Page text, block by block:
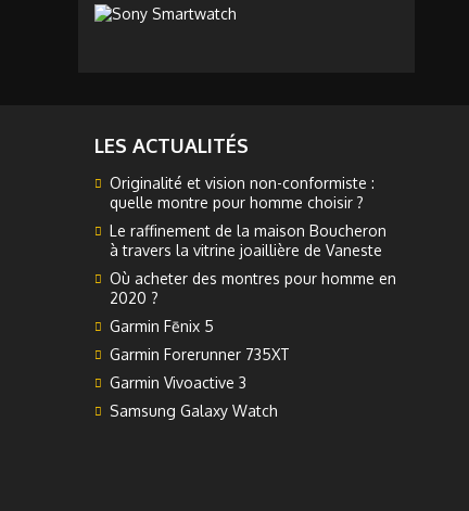
LES ACTUALITÉS
Originalité et vision non-conformiste :
quelle montre pour homme choisir ?
Le raffinement de la maison Boucheron
à travers la vitrine joaillière de Vaneste
Où acheter des montres pour homme en
2020 ?
Garmin Fēnix 5
Garmin Forerunner 735XT
Garmin Vivoactive 3
Samsung Galaxy Watch